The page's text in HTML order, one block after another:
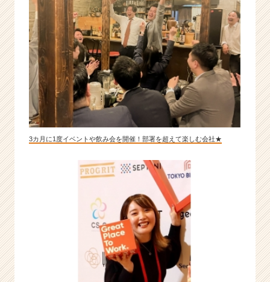
3カ月に1度イベントや飲み会を開催！部署を超えて楽しむ会社★